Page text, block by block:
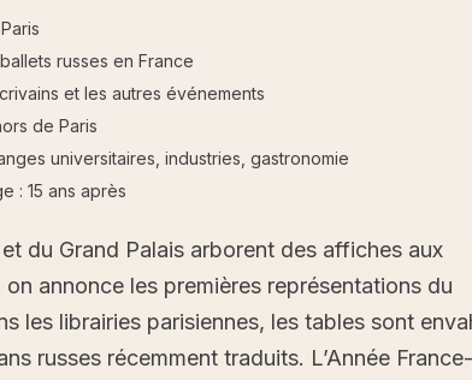
russes en France
et les autres événements
de Paris
universitaires, industries, gastronomie
: 15 ans après
du Grand Palais arborent des affiches aux
annonce les premières représentations du
les librairies parisiennes, les tables sont
russes récemment traduits. L’Année France-